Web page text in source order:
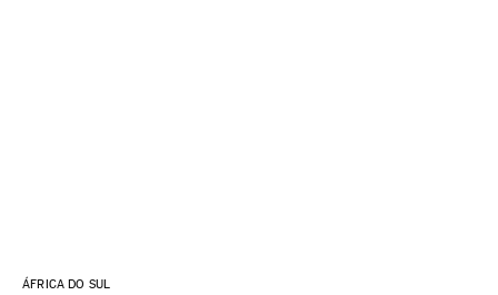
ÁFRICA DO SUL